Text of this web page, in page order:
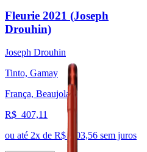
Fleurie 2021 (Joseph
Drouhin)
Joseph Drouhin
Tinto, Gamay
França, Beaujolais
R$ 407,11
ou até 2x de R$ 203,56 sem juros